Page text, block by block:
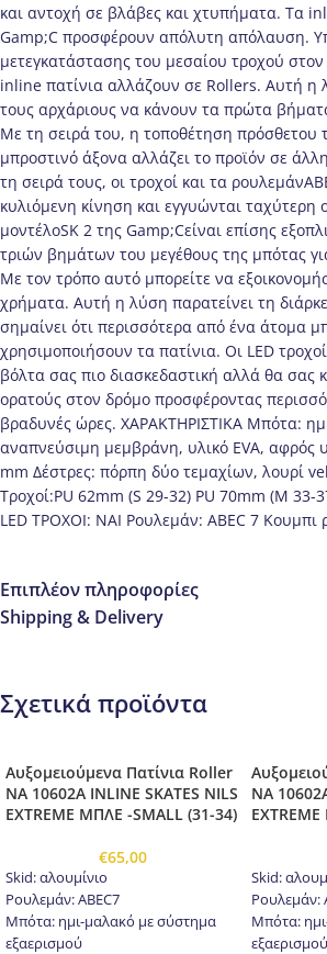
και αντοχή σε βλάβες και χτυπήματα. Τα
Gamp;C προσφέρουν απόλυτη απόλαυση.
μετεγκατάστασης του μεσαίου τροχού
inline πατίνια αλλάζουν σε Rollers. Αυτή η
τους αρχάριους να κάνουν τα πρώτα
Με τη σειρά του, η τοποθέτηση πρόσθετου
μπροστινό άξονα αλλάζει το προϊόν σε
τη σειρά τους, οι τροχοί και τα
κυλιόμενη κίνηση και εγγυώνται ταχύτερη
μοντέλοSK 2 της Gamp;Cείναι επίσης
τριών βημάτων του μεγέθους της μπότας
Με τον τρόπο αυτό μπορείτε να
χρήματα. Αυτή η λύση παρατείνει τη
σημαίνει ότι περισσότερα από ένα άτομα
χρησιμοποιήσουν τα πατίνια. Οι LED
βόλτα σας πιο διασκεδαστική αλλά θα σας
ορατούς στον δρόμο προσφέροντας
βραδυνές ώρες. ΧΑΡΑΚΤΗΡΙΣΤΙΚΑ Μπότα:
αναπνεύσιμη μεμβράνη, υλικό EVA, αφρός
mm Δέστρες: πόρπη δύο τεμαχίων, λουρί
Τροχοί:PU 62mm (S 29-32) PU 70mm (M 33-
LED ΤΡΟΧΟΙ: NAI Ρουλεμάν: ABEC 7 Κουμπι
Επιπλέον πληροφορίες
Shipping & Delivery
Σχετικά προϊόντα
Αυξομειούμενα Πατίνια Roller
NA 10602A INLINE SKATES NILS
EXTREME ΜΠΛΕ -SMALL (31-34)
€65,00
Skid: αλουμίνιο
Ρουλεμάν: ABEC7
Μπότα: ημι-μαλακό με σύστημα
εξαερισμού
NA
Skid:
Ρουλεμάν:
Μπότα:
εξαερισμού